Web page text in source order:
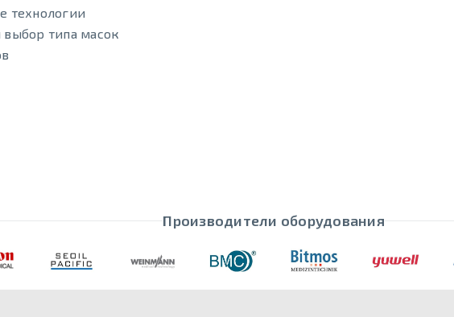
технологии
типа масок
Производители оборудования